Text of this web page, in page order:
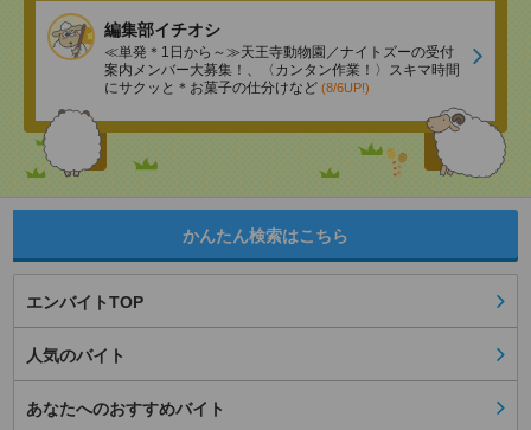
編集部イチオシ
≪単発＊1日から～≫天王寺動物園／ナイトズーの受付
案内メンバー大募集！、〈カンタン作業！〉スキマ時間
にサクッと＊お菓子の仕分けなど (8/6UP!)
かんたん検索はこちら
エンバイトTOP
人気のバイト
あなたへのおすすめバイト